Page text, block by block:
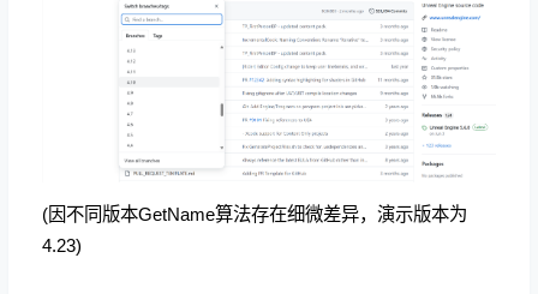
(因不同版本GetName算法存在细微差异，演示版本为
4.23)